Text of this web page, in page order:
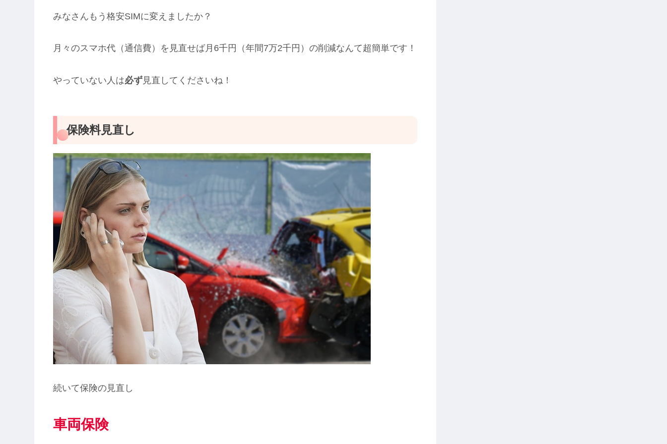
みなさんもう格安SIMに変えましたか？
月々のスマホ代（通信費）を見直せば月6千円（年間7万2千円）の削減なんて超簡単です！
やっていない人は必ず見直してくださいね！
保険料見直し
続いて保険の見直し
車両保険